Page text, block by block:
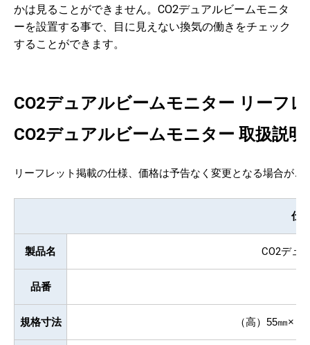
かは見ることができません。CO2デュアルビームモニタ
ーを設置する事で、目に見えない換気の働きをチェック
することができます。
CO2デュアルビームモニター リーフ
CO2デュアルビームモニター 取扱説
リーフレット掲載の仕様、価格は予告なく変更となる場合が
仕
製品名 CO2デュ
品番
規格寸法 （高）55㎜×